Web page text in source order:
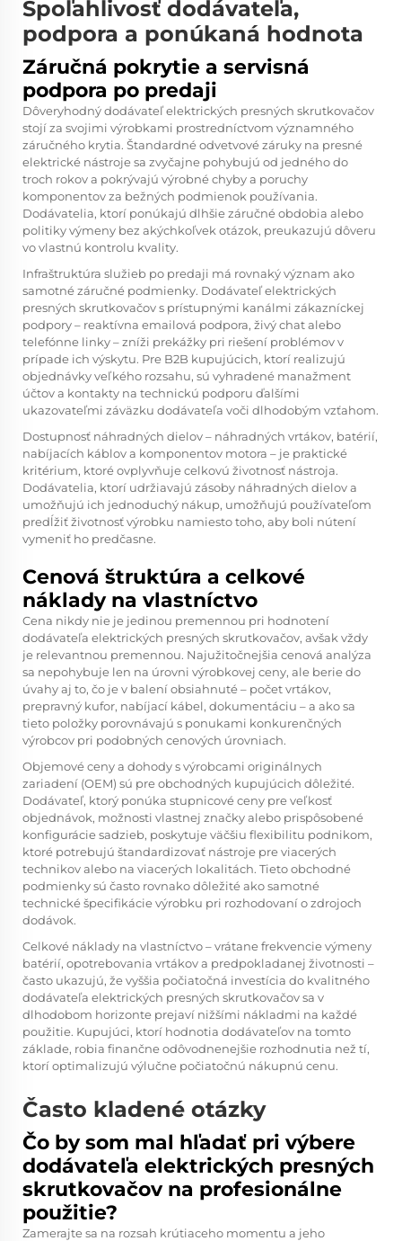
Spoľahlivosť dodávateľa,
podpora a ponúkaná hodnota
Záručná pokrytie a servisná
podpora po predaji
Dôveryhodný dodávateľ elektrických presných skrutkovačov
stojí za svojimi výrobkami prostredníctvom významného
záručného krytia. Štandardné odvetvové záruky na presné
elektrické nástroje sa zvyčajne pohybujú od jedného do
troch rokov a pokrývajú výrobné chyby a poruchy
komponentov za bežných podmienok používania.
Dodávatelia, ktorí ponúkajú dlhšie záručné obdobia alebo
politiky výmeny bez akýchkoľvek otázok, preukazujú dôveru
vo vlastnú kontrolu kvality.
Infraštruktúra služieb po predaji má rovnaký význam ako
samotné záručné podmienky. Dodávateľ elektrických
presných skrutkovačov s prístupnými kanálmi zákazníckej
podpory – reaktívna emailová podpora, živý chat alebo
telefónne linky – zníži prekážky pri riešení problémov v
prípade ich výskytu. Pre B2B kupujúcich, ktorí realizujú
objednávky veľkého rozsahu, sú vyhradené manažment
účtov a kontakty na technickú podporu ďalšími
ukazovateľmi záväzku dodávateľa voči dlhodobým vzťahom.
Dostupnosť náhradných dielov – náhradných vrtákov, batérií,
nabíjacích káblov a komponentov motora – je praktické
kritérium, ktoré ovplyvňuje celkovú životnosť nástroja.
Dodávatelia, ktorí udržiavajú zásoby náhradných dielov a
umožňujú ich jednoduchý nákup, umožňujú používateľom
predĺžiť životnosť výrobku namiesto toho, aby boli nútení
vymeniť ho predčasne.
Cenová štruktúra a celkové
náklady na vlastníctvo
Cena nikdy nie je jedinou premennou pri hodnotení
dodávateľa elektrických presných skrutkovačov, avšak vždy
je relevantnou premennou. Najužitočnejšia cenová analýza
sa nepohybuje len na úrovni výrobkovej ceny, ale berie do
úvahy aj to, čo je v balení obsiahnuté – počet vrtákov,
prepravný kufor, nabíjací kábel, dokumentáciu – a ako sa
tieto položky porovnávajú s ponukami konkurenčných
výrobcov pri podobných cenových úrovniach.
Objemové ceny a dohody s výrobcami originálnych
zariadení (OEM) sú pre obchodných kupujúcich dôležité.
Dodávateľ, ktorý ponúka stupnicové ceny pre veľkosť
objednávok, možnosti vlastnej značky alebo prispôsobené
konfigurácie sadzieb, poskytuje väčšiu flexibilitu podnikom,
ktoré potrebujú štandardizovať nástroje pre viacerých
technikov alebo na viacerých lokalitách. Tieto obchodné
podmienky sú často rovnako dôležité ako samotné
technické špecifikácie výrobku pri rozhodovaní o zdrojoch
dodávok.
Celkové náklady na vlastníctvo – vrátane frekvencie výmeny
batérií, opotrebovania vrtákov a predpokladanej životnosti –
často ukazujú, že vyššia počiatočná investícia do kvalitného
dodávateľa elektrických presných skrutkovačov sa v
dlhodobom horizonte prejaví nižšími nákladmi na každé
použitie. Kupujúci, ktorí hodnotia dodávateľov na tomto
základe, robia finančne odôvodnenejšie rozhodnutia než tí,
ktorí optimalizujú výlučne počiatočnú nákupnú cenu.
Často kladené otázky
Čo by som mal hľadať pri výbere
dodávateľa elektrických presných
skrutkovačov na profesionálne
použitie?
Zamerajte sa na rozsah krútiaceho momentu a jeho